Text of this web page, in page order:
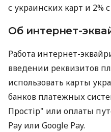
с украинских карт и 2%
Об интернет-
Работа интернет-
введении реквизитов
использовать карты
банков платежных
Простір" или оплаты
Pay или Google Pay.